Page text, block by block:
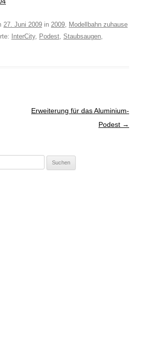
27. Juni 2009 in 2009, Modellbahn zuhause
InterCity, Podest, Staubsaugen,
Erweiterung für das Aluminium-
Podest →